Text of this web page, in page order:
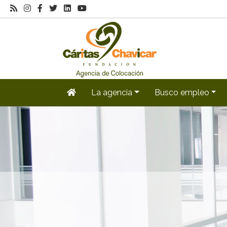
La agencia Busco empleo